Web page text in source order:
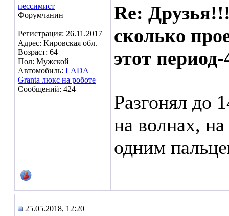
пессимист
Форумчанин
Регистрация: 26.11.2017
Адрес: Кировская обл.
Возраст: 64
Пол: Мужской
Автомобиль: LADA
Granta люкс на роботе
Сообщений: 424
Re:
сколько
этот период-
Разгонял до
на волнах,
одним
25.05.2018, 12:20